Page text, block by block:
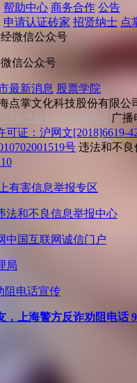
帮助中心 商务合作 公告
申请认证砖家 招贤纳士 点
信公众号
最新消息 股票学院
海点掌文化科技股份有限公
ICP备13044908号-1 广播
可证：沪网文[2018]6619-
号 违法和不良
有害信息举报专区
法和不良信息举报中心
中国互联网诚信门户
局
阻电话宣传
，上海警方反诈劝阻电话